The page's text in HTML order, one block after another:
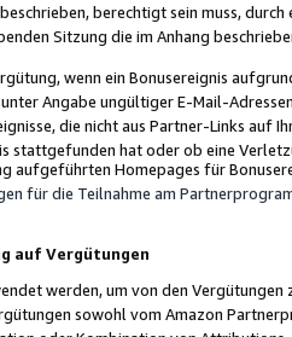
berechtigt sein muss,
Sitzung die im Anhang
wenn ein Bonusereignis
Angabe ungültiger E-Mail-
die nicht aus Partner-Links auf
stattgefunden hat oder ob eine
aufgeführten Homepages für
für die Teilnahme am
auf Vergütungen
werden, um von den
sowohl vom Amazon